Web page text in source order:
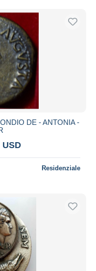
DE - ANTONIA -
USD
Residenziale